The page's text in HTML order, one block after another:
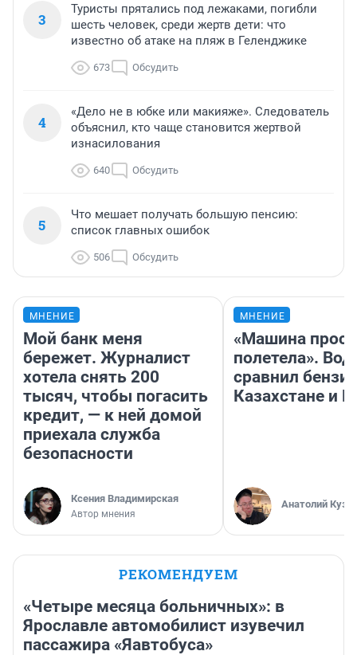
3
Туристы прятались под лежаками, погибли
шесть человек, среди жертв дети: что
известно об атаке на пляж в Геленджике
673 Обсудить
4
«Дело не в юбке или макияже». Следователь
объяснил, кто чаще становится жертвой
изнасилования
640 Обсудить
5
Что мешает получать большую пенсию:
список главных ошибок
506 Обсудить
МНЕНИЕ
Мой банк меня
бережет. Журналист
хотела снять 200
тысяч, чтобы погасить
кредит, — к ней домой
приехала служба
безопасности
Ксения Владимирская
Автор мнения
МНЕНИЕ
«Машина
полетела».
сравнил
Казахстане и
Анатолий
РЕКОМЕНДУЕМ
«Четыре месяца больничных»: в
Ярославле автомобилист изувечил
пассажира «Яавтобуса»